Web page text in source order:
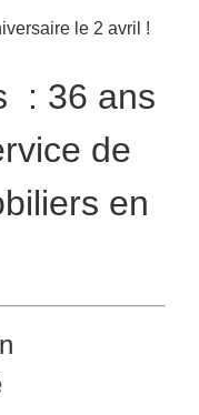
le 2 avril !
: 36 ans
de
en